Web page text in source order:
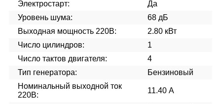
Электростарт:
Да
Уровень шума:
68 дБ
Выходная мощность 220В:
2.80 кВт
Число цилиндров:
1
Число тактов двигателя:
4
Тип генератора:
Бензиновый
Номинальный выходной ток
220В:
11.40 А